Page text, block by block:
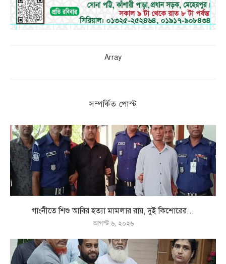
Array
সম্পর্কিত পোস্ট
গাংনীতে শিশু আবির হত্যা মামলার রায়, দুই কিশোরের...
আগস্ট ৬, ২০২৬